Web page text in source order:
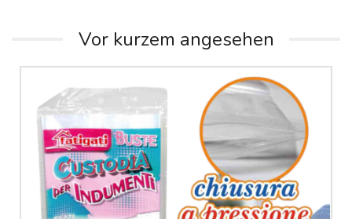
Vor kurzem angesehen